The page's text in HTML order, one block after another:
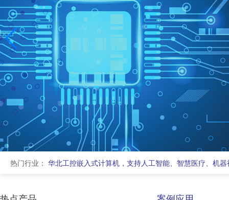
热门行业： 华北工控嵌入式计算机，支持人工智能、智慧医疗、机